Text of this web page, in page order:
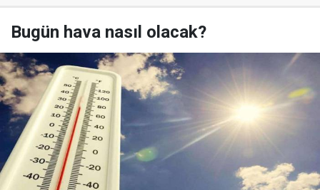
Bugün hava nasıl olacak?